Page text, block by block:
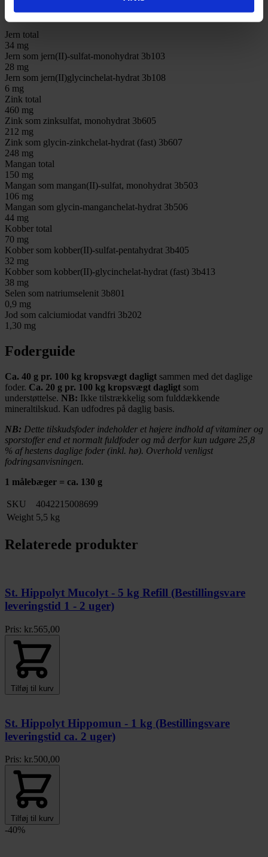
Sporstoffer pr. kg
Jern total
34 mg
Jern som jern(II)-sulfat-monohydrat 3b103
28 mg
Jern som jern(II)glycinchelat-hydrat 3b108
6 mg
Zink total
460 mg
Zink som zinksulfat, monohydrat 3b605
212 mg
Zink som glycin-zinkchelat-hydrat (fast) 3b607
248 mg
Mangan total
150 mg
Mangan som mangan(II)-sulfat, monohydrat 3b503
106 mg
Mangan som glycin-manganchelat-hydrat 3b506
44 mg
Kobber total
70 mg
Kobber som kobber(II)-sulfat-pentahydrat 3b405
32 mg
Kobber som kobber(II)-glycinchelat-hydrat (fast) 3b413
38 mg
Selen som natriumselenit 3b801
0,9 mg
Jod som calciumiodat vandfri 3b202
1,30 mg
Foderguide
Ca. 40 g pr. 100 kg kropsvægt dagligt sammen med det daglige
foder. Ca. 20 g pr. 100 kg kropsvægt dagligt som
understøttelse. NB: Ikke tilstrækkelig som fulddækkende
mineraltilskud. Kan udfodres på daglig basis.
NB: Dette tilskudsfoder indeholder et højere indhold af vitaminer og
sporstoffer end et normalt fuldfoder og må derfor kun udgøre 25,8
% af hestens daglige foder (inkl. hø). Overhold venligst
fodringsanvisningen.
1 målebæger = ca. 130 g
SKU
4042215008699
Weight 5,5 kg
Relaterede produkter
St. Hippolyt Mucolyt - 5 kg Refill (Bestillingsvare
leveringstid 1 - 2 uger)
Pris: kr.565,00
Tilføj til kurv
St. Hippolyt Hippomun - 1 kg (Bestillingsvare
leveringstid ca. 2 uger)
Pris: kr.500,00
Tilføj til kurv
-40%